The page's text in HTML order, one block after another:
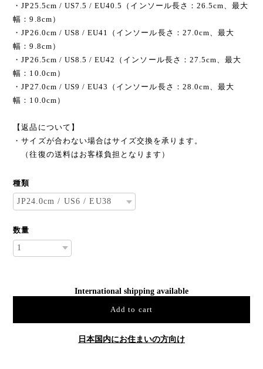
・JP25.5cm / US7.5 / EU40.5（インソール長さ：26.5cm、最大
幅：9.8cm）
・JP26.0cm / US8 / EU41（インソール長さ：27.0cm、最大
幅：9.8cm）
・JP26.5cm / US8.5 / EU42（インソール長さ：27.5cm、最大
幅：10.0cm）
・JP27.0cm / US9 / EU43（インソール長さ：28.0cm、最大
幅：10.0cm）
【返品について】
・サイズが合わない場合はサイズ交換を承ります。
（往復の送料はお客様負担となります）
種類
数量
International shipping available
Add to cart
日本国内にお住まいの方向け